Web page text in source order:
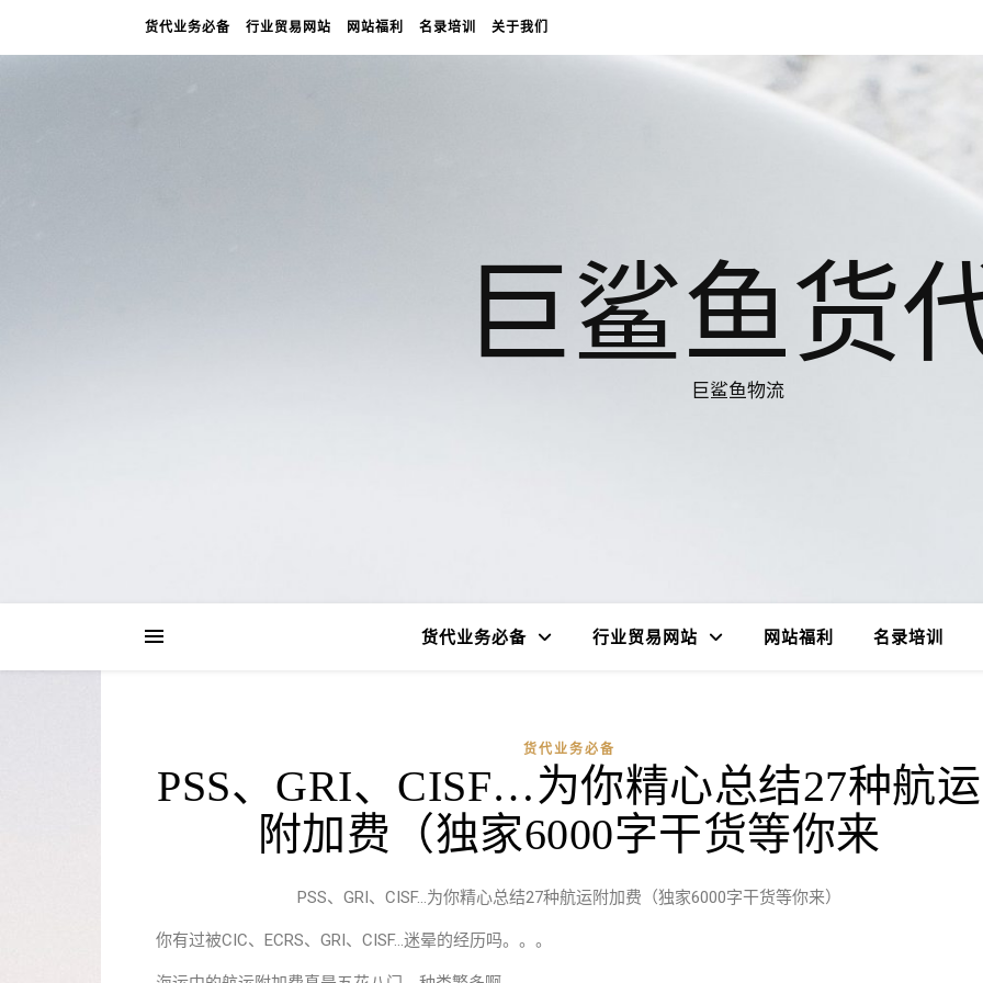
货代业务必备 行业贸易网站 网站福利 名录培训 关于我们
巨鲨鱼货
巨鲨鱼物流
货代业务必备 行业贸易网站 网站福利 名录培训
货代业务必备
PSS、GRI、CISF…为你精心总结27种航运
附加费（独家6000字干货等你来
PSS、GRI、CISF…为你精心总结27种航运附加费（独家6000字干货等你来）
你有过被CIC、ECRS、GRI、CISF…迷晕的经历吗。。。